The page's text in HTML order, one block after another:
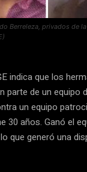
Berreleza, privados de
indica que los
parte de un equipo
un equipo
30 años. Ganó el
que generó una